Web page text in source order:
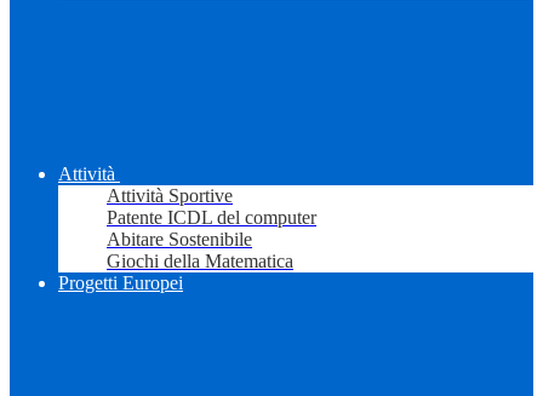
Attività
Attività Sportive
Patente ICDL del computer
Abitare Sostenibile
Giochi della Matematica
Progetti Europei